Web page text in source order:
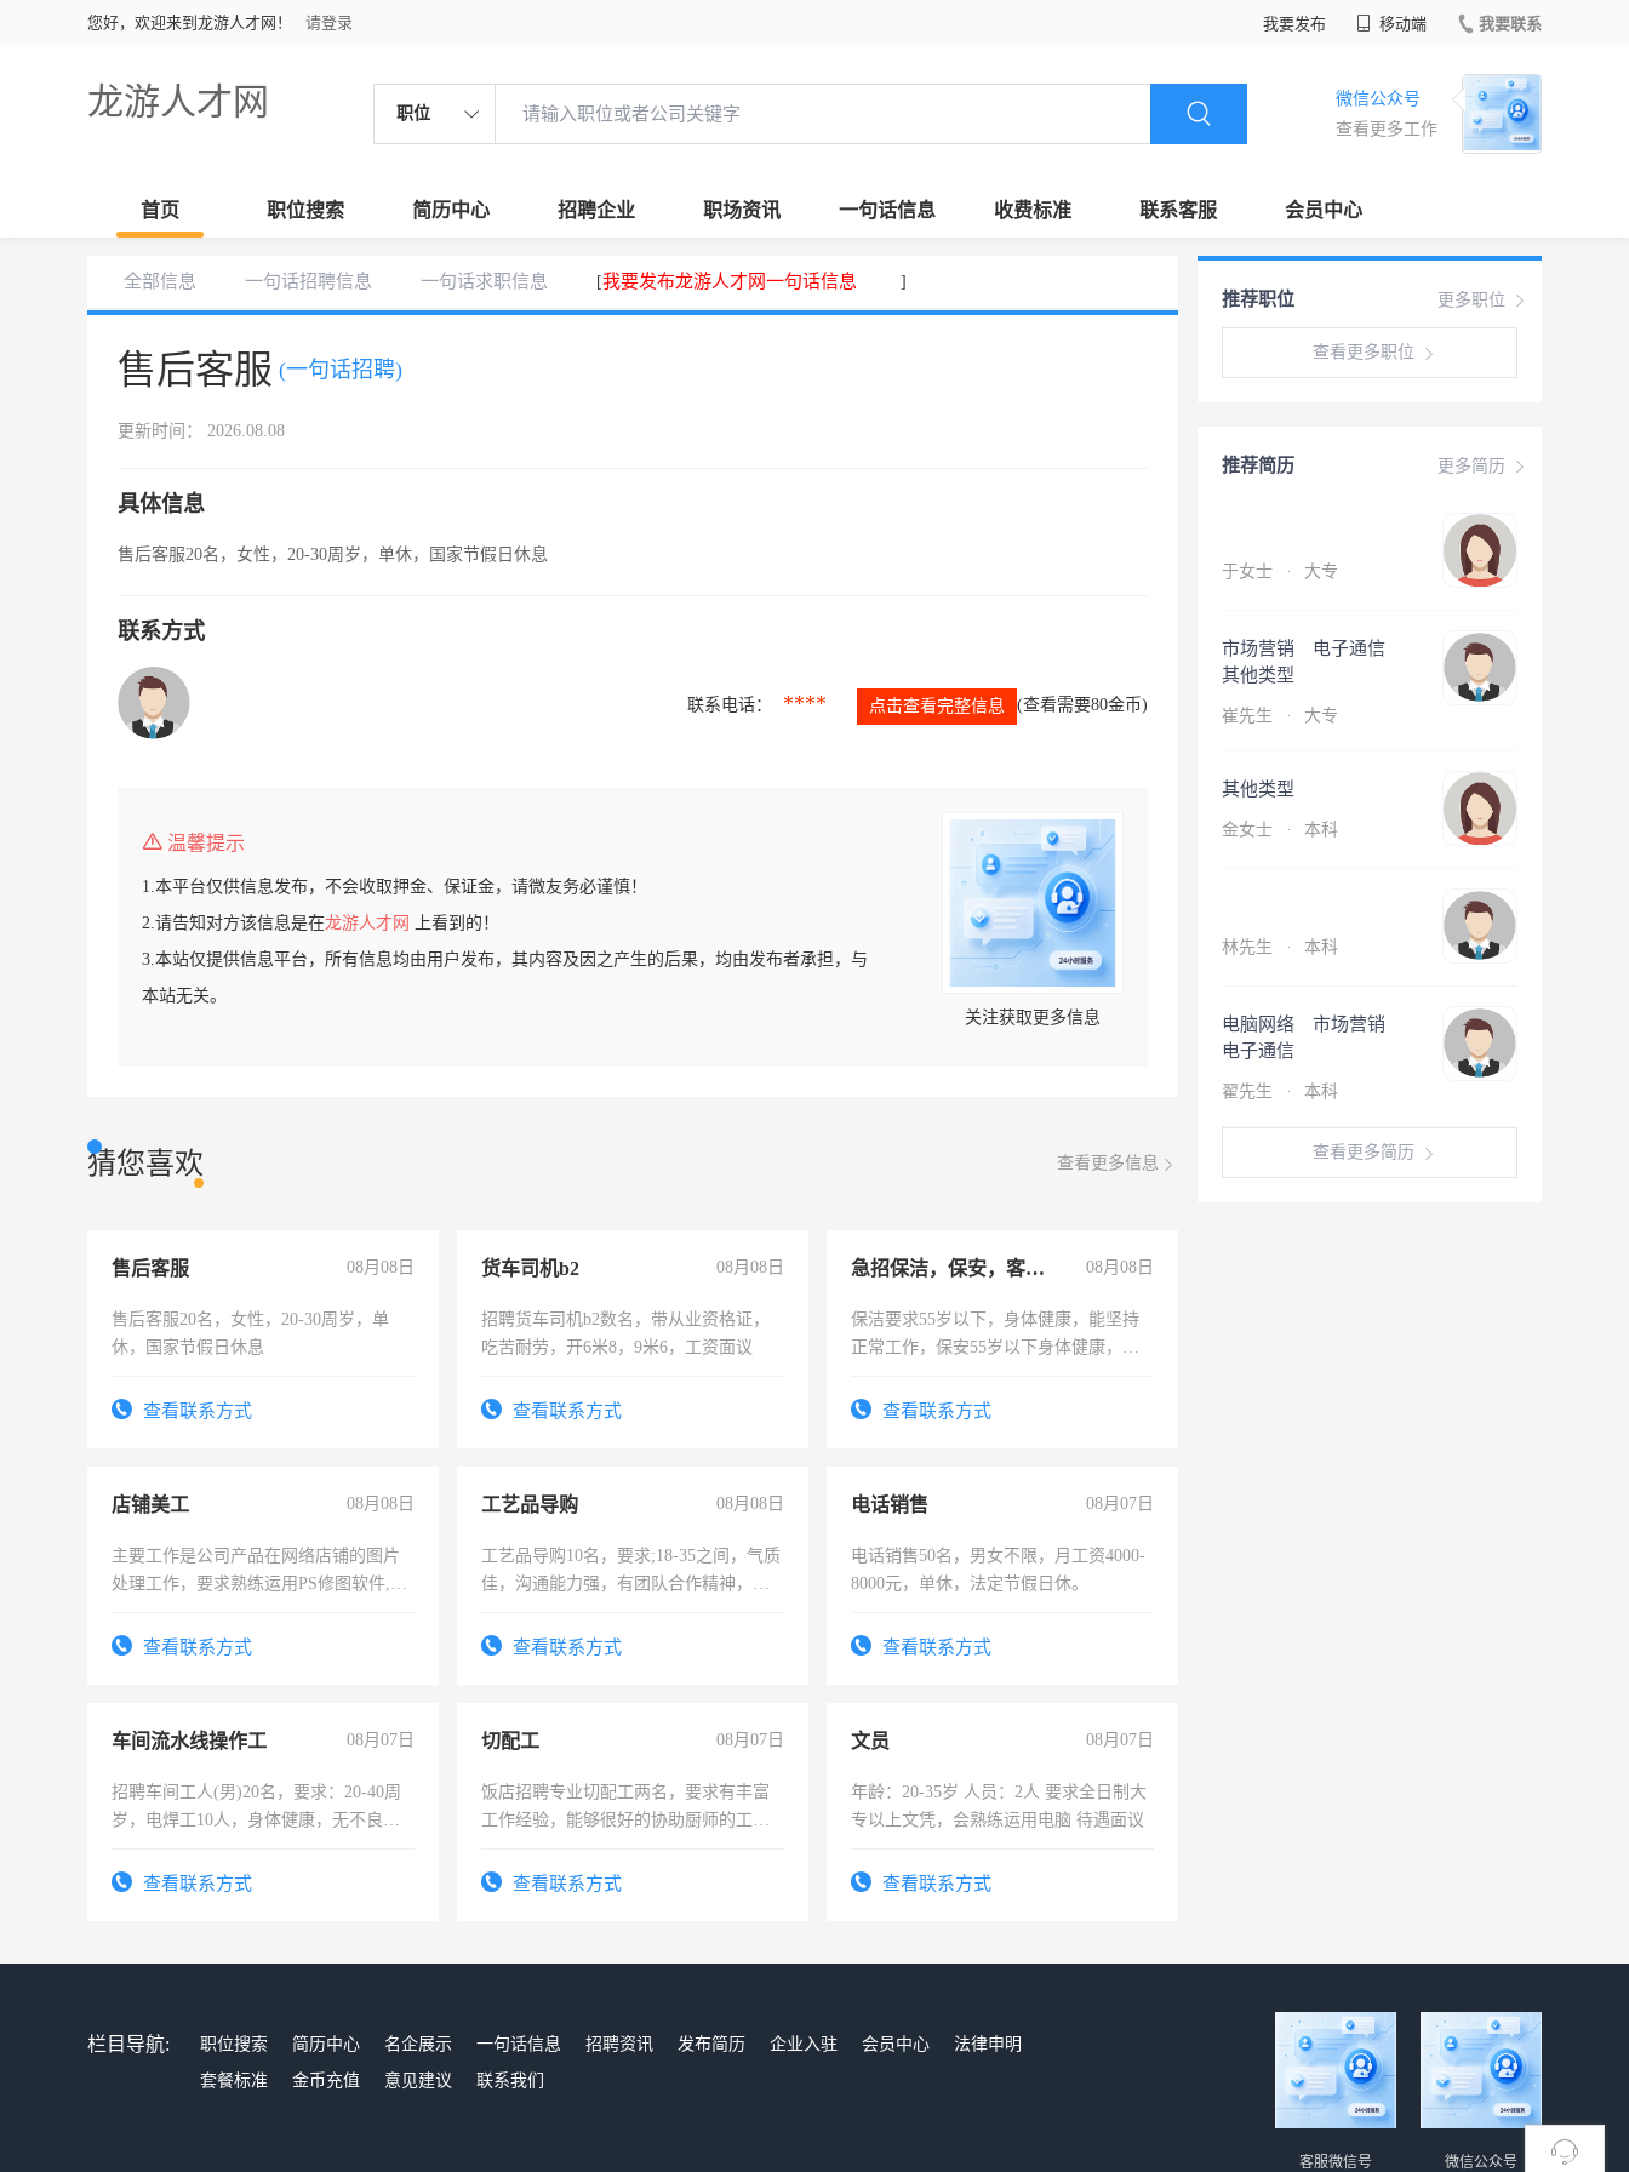
您好，欢迎来到龙游人才网！ 请登录 我要发布 移动端 我要联系
龙游人才网 职位
微信公众号
查看更多工作
首页 职位搜索 简历中心 招聘企业 职场资讯 一句话信息 收费标准 联系客服 会员中心
全部信息 一句话招聘信息 一句话求职信息 [我要发布龙游人才网一句话信息 ]
售后客服 (一句话招聘)
更新时间： 2026.08.08
具体信息
售后客服20名，女性，20-30周岁，单休，国家节假日休息
联系方式
联系电话： **** 点击查看完整信息 (查看需要80金币)
温馨提示
1.本平台仅供信息发布，不会收取押金、保证金，请微友务必谨慎！
2.请告知对方该信息是在龙游人才网
上看到的！
3.本站仅提供信息平台，所有信息均由用户发布，其内容及因之产生的后果，均由发布者承担，与
本站无关。
关注获取更多信息
猜您喜欢 查看更多信息
售后客服 08月08日
售后客服20名，女性，20-30周岁，单
休，国家节假日休息
查看联系方式
货车司机b2 08月08日
招聘货车司机b2数名，带从业资格证，
吃苦耐劳，开6米8，9米6，工资面议
查看联系方式
急招保洁，保安，客服，工程 08月08日
保洁要求55岁以下，身体健康，能坚持
正常工作，保安55岁以下身体健康，有
录，客服要求45岁以下高中以上文化，
查看联系方式
店铺美工 08月08日
主要工作是公司产品在网络店铺的图片
处理工作，要求熟练运用PS修图软件,工
查看联系方式
工艺品导购 08月08日
工艺品导购10名，要求;18-35之间，气质
佳，沟通能力强，有团队合作精神，有
查看联系方式
电话销售 08月07日
电话销售50名，男女不限，月工资4000-
8000元，单休，法定节假日休。
查看联系方式
车间流水线操作工 08月07日
招聘车间工人(男)20名，要求：20-40周
岁，电焊工10人，身体健康，无不良嗜
宿，免费发放劳保用品，两班倒，每月
查看联系方式
切配工 08月07日
饭店招聘专业切配工两名，要求有丰富
工作经验，能够很好的协助厨师的工
4500。查看联系方式
文员 08月07日
年龄：20-35岁 人员：2人 要求全日制大
专以上文凭，会熟练运用电脑 待遇面议
查看联系方式
更多职位
推荐职位
查看更多职位
更多简历
推荐简历
于女士 · 大专
市场营销 电子通信
其他类型
崔先生 · 大专
其他类型
金女士 · 本科
林先生 · 本科
电脑网络 市场营销
电子通信
翟先生 · 本科
查看更多简历
栏目导航: 职位搜索 简历中心 名企展示 一句话信息 招聘资讯 发布简历 企业入驻 会员中心
法律申明
套餐标准
金币充值 意见建议 联系我们
微信公众号
客服微信号